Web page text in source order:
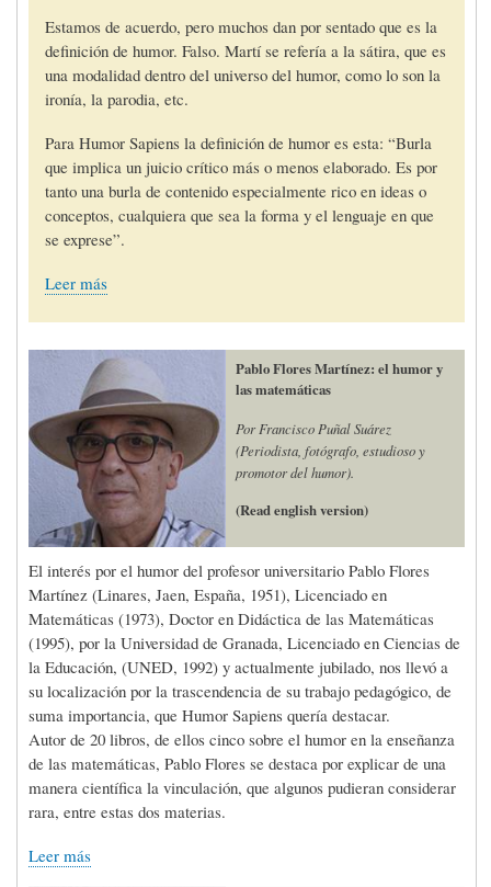
Estamos de acuerdo, pero muchos dan por sentado que es la
definición de humor. Falso. Martí se refería a la sátira, que es
una modalidad dentro del universo del humor, como lo son la
ironía, la parodia, etc.
Para Humor Sapiens la definición de humor es esta: “Burla
que implica un juicio crítico más o menos elaborado. Es por
tanto una burla de contenido especialmente rico en ideas o
conceptos, cualquiera que sea la forma y el lenguaje en que
se exprese”.
Leer más
Pablo Flores Martínez: el humor y
las matemáticas
Por Francisco Puñal Suárez
(Periodista, fotógrafo, estudioso y
promotor del humor).
(Read english version)
El interés por el humor del profesor universitario Pablo Flores
Martínez (Linares, Jaen, España, 1951), Licenciado en
Matemáticas (1973), Doctor en Didáctica de las Matemáticas
(1995), por la Universidad de Granada, Licenciado en Ciencias de
la Educación, (UNED, 1992) y actualmente jubilado, nos llevó a
su localización por la trascendencia de su trabajo pedagógico, de
suma importancia, que Humor Sapiens quería destacar.
Autor de 20 libros, de ellos cinco sobre el humor en la enseñanza
de las matemáticas, Pablo Flores se destaca por explicar de una
manera científica la vinculación, que algunos pudieran considerar
rara, entre estas dos materias.
Leer más